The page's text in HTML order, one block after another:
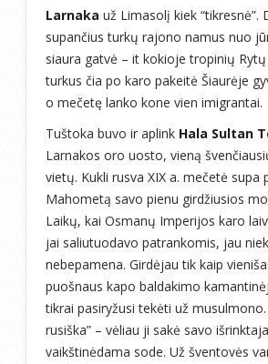
Larnaka už Limasolį kiek “tikresnė”.
supančius turkų rajono namus nuo
siaura gatvė – it kokioje tropinių
turkus čia po karo pakeitė Šiaurėje
o mečetę lanko kone vien imigrantai.
Tuštoka buvo ir aplink Hala Sultan
Larnakos oro uosto, vieną
vietų. Kukli rusva XIX a. mečetė supa
Mahometą savo pienu girdžiusios
Laikų, kai Osmanų Imperijos karo
jai saliutuodavo patrankomis, jau
nebepamena. Girdėjau tik kaip
puošnaus kapo baldakimo
tikrai pasiryžusi tekėti už musulmono.
rusiška” – vėliau ji sakė savo
vaikštinėdama sode. Už šventovės